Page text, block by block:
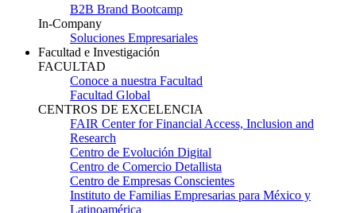
B2B Brand Bootcamp
In-Company
Soluciones Empresariales
Facultad e Investigación
FACULTAD
Conoce a nuestra Facultad
Facultad Global
CENTROS DE EXCELENCIA
FAIR Center for Financial Access, Inclusion and
Research
Centro de Evolución Digital
Centro de Comercio Detallista
Centro de Empresas Conscientes
Instituto de Familias Empresarias para México y
Latinoamérica